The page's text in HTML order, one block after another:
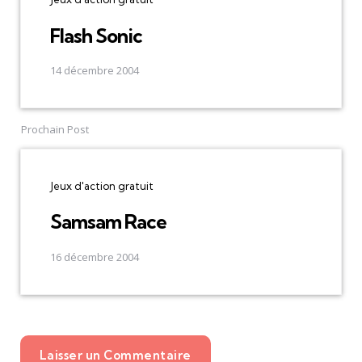
Flash Sonic
14 décembre 2004
Prochain Post
Jeux d'action gratuit
Samsam Race
16 décembre 2004
Laisser un Commentaire